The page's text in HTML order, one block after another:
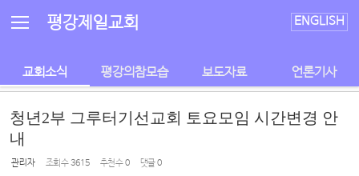
평강제일교회 ENGLISH
교회소식 평강의참모습 보도자료 언론기사
청년2부 그루터기선교회 토요모임 시간변경 안
내
관리자 조회 수3615 추천 수0 댓글0